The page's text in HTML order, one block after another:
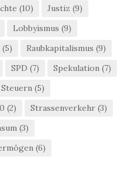
(10) Justiz (9)
Lobbyismus (9)
(5) Raubkapitalismus (9)
SPD (7) Spekulation (7)
Steuern (5)
(2) Strassenverkehr (3)
(3)
(6)